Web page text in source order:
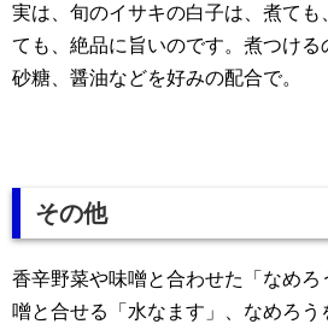
実は、旬のイサキの白子は、煮ても
ても、絶品に旨いのです。煮つける
砂糖、醤油などを好みの配合で。
その他
香辛野菜や味噌と合わせた「なめろ
噌と合せる「水なます」、なめろ